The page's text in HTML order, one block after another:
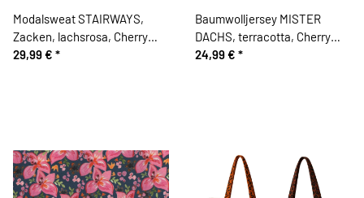
Modalsweat STAIRWAYS,
Zacken, lachsrosa, Cherry
Picking
29,99 € *
Baumwolljersey MISTER
DACHS, terracotta, Cherry
Picking
24,99 € *